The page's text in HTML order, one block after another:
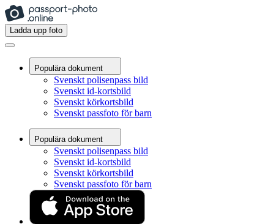
Ladda upp foto
Populära dokument
Svenskt polisenpass bild
Svenskt id-kortsbild
Svenskt körkortsbild
Svenskt passfoto för barn
Populära dokument
Svenskt polisenpass bild
Svenskt id-kortsbild
Svenskt körkortsbild
Svenskt passfoto för barn